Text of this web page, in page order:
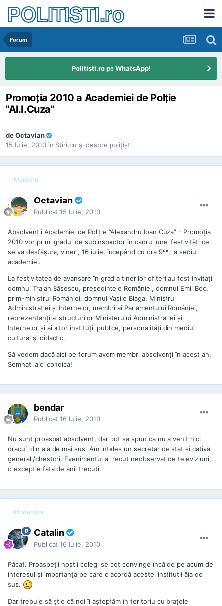
POLITISTI.ro
Forum
Politisti.ro pe WhatsApp!
Promoţia 2010 a Academiei de Polţie
"Al.I.Cuza"
deOctavian
15 Iulie, 2010 în Ştiri cu şi despre poliţişti
Membru
Octavian
Publicat 15 Iulie, 2010
Absolvenţii Academiei de Poliţie “Alexandru Ioan Cuza” - Promoţia
2010 vor primi gradul de subinspector în cadrul unei festivităţi ce
se va desfăşura, vineri, 16 iulie, începând cu ora 9ºº, la sediul
academiei.
La festivitatea de avansare în grad a tinerilor ofiţeri au fost invitaţi
domnul Traian Băsescu, preşedintele României, domnul Emil Boc,
prim-ministrul României, domnul Vasile Blaga, Ministrul
Administraţiei şi Internelor, membri ai Parlamentului României,
reprezentanţi ai structurilor Ministerului Administraţiei şi
Internelor şi ai altor instituţii publice, personalităţi din mediul
cultural şi didactic.
Să vedem dacă aici pe forum avem membri absolvenți în acest an.
Semnați aici condica!
bendar
Publicat 16 Iulie, 2010
Nu sunt proaspat absolvent, dar pot sa spun ca nu a venit nici
dracu` din aia de mai sus. Am inteles un secretar de stat si cativa
generali/chestori. Evenimentul a trecut neobservat de televiziuni,
o exceptie fata de anii trecuti.
Moderator
Catalin
Publicat 16 Iulie, 2010
Păcat. Proaspeții noștii colegi se pot convinge încă de pe acum de
interesul și importanța pe care o acordă acestei instituții ăia de
sus.
Dar trebuie să știe că noi îi așteptăm în teritoriu cu brațele